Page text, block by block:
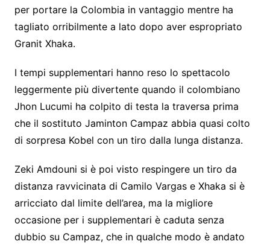
per portare la Colombia in vantaggio mentre ha
tagliato orribilmente a lato dopo aver espropriato
Granit Xhaka.
I tempi supplementari hanno reso lo spettacolo
leggermente più divertente quando il colombiano
Jhon Lucumi ha colpito di testa la traversa prima
che il sostituto Jaminton Campaz abbia quasi colto
di sorpresa Kobel con un tiro dalla lunga distanza.
Zeki Amdouni si è poi visto respingere un tiro da
distanza ravvicinata di Camilo Vargas e Xhaka si è
arricciato dal limite dell’area, ma la migliore
occasione per i supplementari è caduta senza
dubbio su Campaz, che in qualche modo è andato